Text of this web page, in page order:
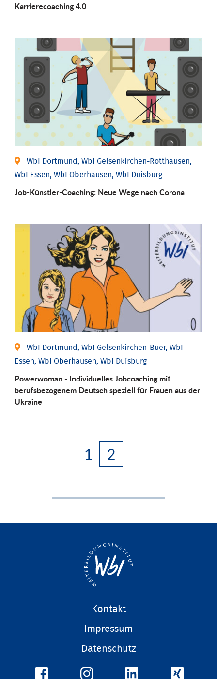
Karriere­coaching 4.0
WbI Dortmund, WbI Gelsenkirchen-Rotthausen,
WbI Essen, WbI Oberhausen, WbI Duisburg
Job-Künstler-Coaching: Neue Wege nach Corona
WbI Dortmund, WbI Gelsenkirchen-Buer, WbI
Essen, WbI Oberhausen, WbI Duisburg
Powerwoman - Individuelles Jobcoaching mit
berufsbezogenem Deutsch speziell für Frauen aus der
Ukraine
1 2
Kontakt
Impressum
Datenschutz